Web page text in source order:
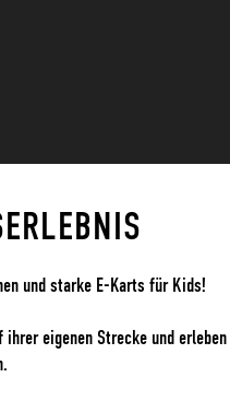
und starke E-Karts für Kids!
ihrer eigenen Strecke und erleben